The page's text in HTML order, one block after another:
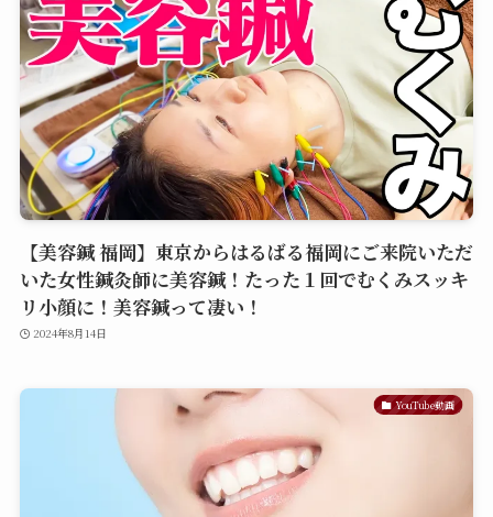
【美容鍼 福岡】東京からはるばる福岡にご来院いただ
いた女性鍼灸師に美容鍼！たった１回でむくみスッキ
リ小顔に！美容鍼って凄い！
2024年8月14日
YouTube動画